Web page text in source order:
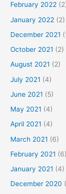
February 2022
January 2022 (2)
December 2021
October 2021 (2)
August 2021 (2)
July 2021 (4)
June 2021 (5)
May 2021 (4)
April 2021 (4)
March 2021 (6)
February 2021 (6)
January 2021 (4)
December 2020